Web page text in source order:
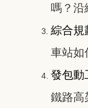
嗎？沿
綜合規
車站如
發包動
鐵路高